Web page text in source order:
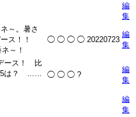
編
集
～。暑さ
ス！！
～！
◯ ◯ ◯ ◯ 20220723
編
集
ース！ 比
は？ ……
◯ ◯ ◯ ?
編
集
編
集